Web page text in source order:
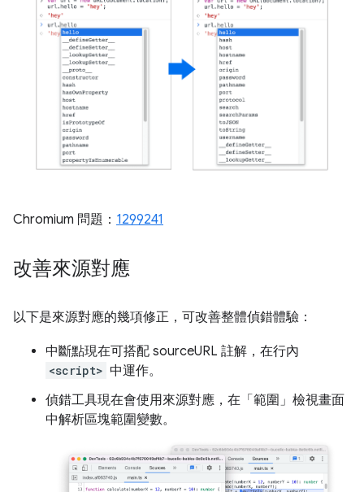
Chromium 問題： 1299241
改善來源對應
以下是來源對應的幾項修正，可改善整體偵錯體驗：
中斷點現在可搭配 sourceURL 註解，在行內
<script> 中運作。
偵錯工具現在會使用來源對應，在「範圍」 檢視畫面
中解析區塊範圍變數。